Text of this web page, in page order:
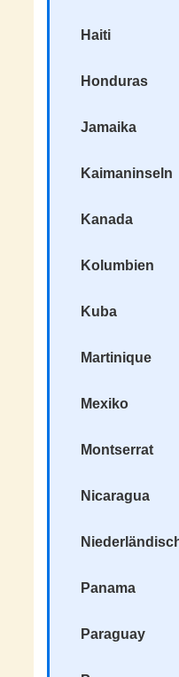
Haiti
Honduras
Jamaika
Kaimaninseln
Kanada
Kolumbien
Kuba
Martinique
Mexiko
Montserrat
Nicaragua
Panama
Paraguay